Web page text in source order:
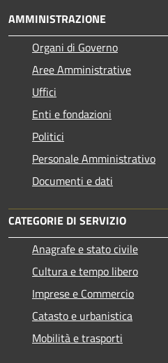
AMMINISTRAZIONE
Organi di Governo
Aree Amministrative
Uffici
Enti e fondazioni
Politici
Personale Amministrativo
Documenti e dati
CATEGORIE DI SERVIZIO
Anagrafe e stato civile
Cultura e tempo libero
Imprese e Commercio
Catasto e urbanistica
Mobilità e trasporti